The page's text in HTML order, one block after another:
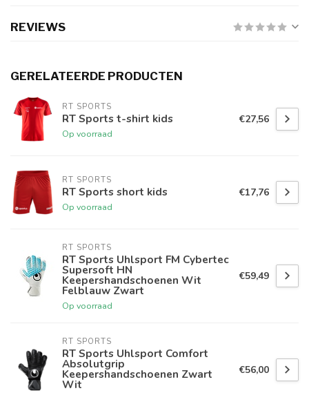
REVIEWS
GERELATEERDE PRODUCTEN
RT SPORTS
RT Sports t-shirt kids
Op voorraad
€27,56
RT SPORTS
RT Sports short kids
Op voorraad
€17,76
RT SPORTS
RT Sports Uhlsport FM Cybertec
Supersoft HN
Keepershandschoenen Wit
Felblauw Zwart
Op voorraad
€59,49
RT SPORTS
RT Sports Uhlsport Comfort
Absolutgrip
Keepershandschoenen Zwart
Wit
€56,00